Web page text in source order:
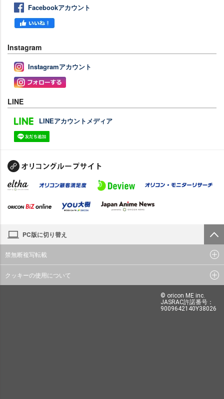
Facebookアカウント
Instagram
Instagramアカウント
LINE
LINEアカウントメディア
PC版に切り替え
禁無断複写転載
クッキーの使用について
© oricon ME inc.
JASRAC許諾番号：
9009642140Y38026